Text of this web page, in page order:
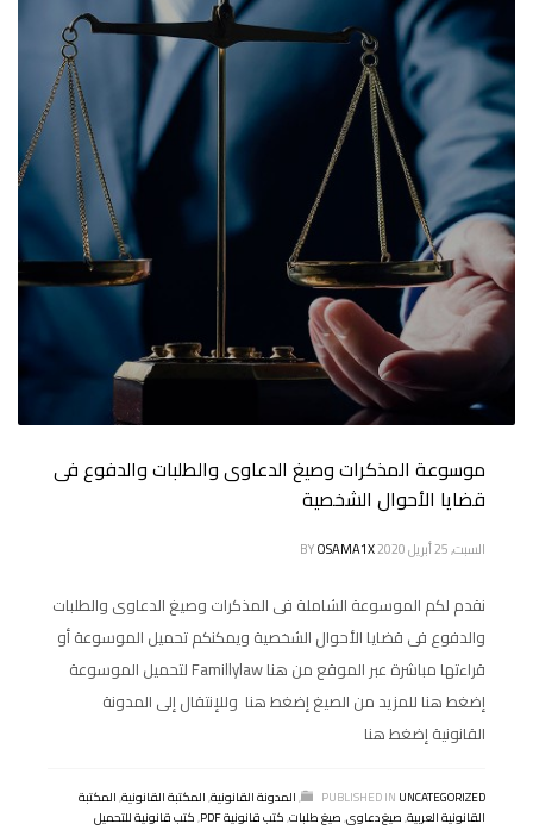
موسوعة المذكرات وصيغ الدعاوى والطلبات والدفوع فى
قضايا الأحوال الشخصية
السبت, 25 أبريل 2020 BYOSAMA1X
نقدم لكم الموسوعة الشاملة فى المذكرات وصيغ الدعاوى والطلبات
والدفوع فى قضايا الأحوال الشخصية ويمكنكم تحميل الموسوعة أو
قراءتها مباشرة عبر الموقع من هنا Famillylaw لتحميل الموسوعة
إضغط هنا للمزيد من الصيغ إضغط هنا وللإنتقال إلى المدونة
القانونية إضغط هنا
PUBLISHED IN UNCATEGORIZED
,المدونة القانونية,المكتبة القانونية,المكتبة
القانونية العربية,صيغ دعاوى,صيغ طلبات,كتب قانونية PDF ,كتب قانونية للتحميل